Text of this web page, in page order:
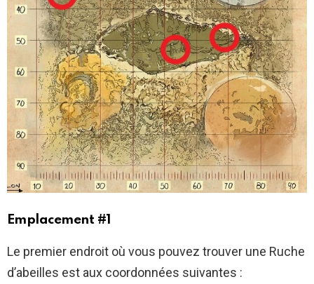
Emplacement #1
Le premier endroit où vous pouvez trouver une Ruche
d’abeilles est aux coordonnées suivantes :